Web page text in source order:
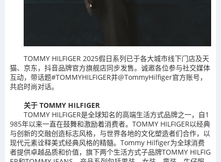
TOMMY HILFIGER 2025假日系列已于各大城市线下门店及天
猫、京东，抖音品牌官方旗舰店同步发售。诚邀各位参与社交媒体
互动，带话题#TOMMYHILFIGER并@TommyHilfiger官方账号，
共启时尚对话。
关于 TOMMY HILFIGER
TOMMY HILFIGER是全球知名的高端生活方式品牌之一，自1
985年以来一直在鼓舞和激励着消费者。TOMMY HILFIGER以经典
与创新的交融创造标志风格，与世界各地的文化塑造者们合作，以
现代元素诠释美式经典风格的精髓。Tommy Hilfiger为全球消费
者提供卓越品质和价值，旗下两个生活方式子品牌TOMMY HILFIG